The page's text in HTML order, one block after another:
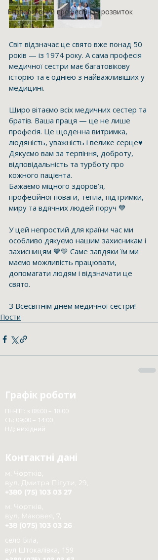
Безперервний професійний розвиток
Світ відзначає це свято вже понад 50
років — із 1974 року. А сама професія
медичної сестри має багатовікову
історію та є однією з найважливіших у
медицині.
Щиро вітаємо всіх медичних сестер та
братів. Ваша праця — це не лише
професія. Це щоденна витримка,
людяність, уважність і велике серце♥️
Дякуємо вам за терпіння, доброту,
відповідальність та турботу про
кожного пацієнта.
Бажаємо міцного здоров’я,
професійної поваги, тепла, підтримки,
миру та вдячних людей поруч 💙
У цей непростий для країни час ми
особливо дякуємо нашим захисникам і
захисницям 💙💛 Саме завдяки їм ми
маємо можливість працювати,
допомагати людям і відзначати це
свято.
З Всесвітнім днем медичної сестри!
Пости
Графік роботи
ПН-ПТ: з 08:00 – 18:00
СБ: 09:00 – 14:00
НД: вихідний
Контактні дані
м. Чортків,
вул. Дмитра Пігути, 29,
+380 (75) 103 03 27
м. Чортків,
вул. Маковея, 7,
+38 (075) 103 03 26
село Біла,
вул Штокалівка, 159